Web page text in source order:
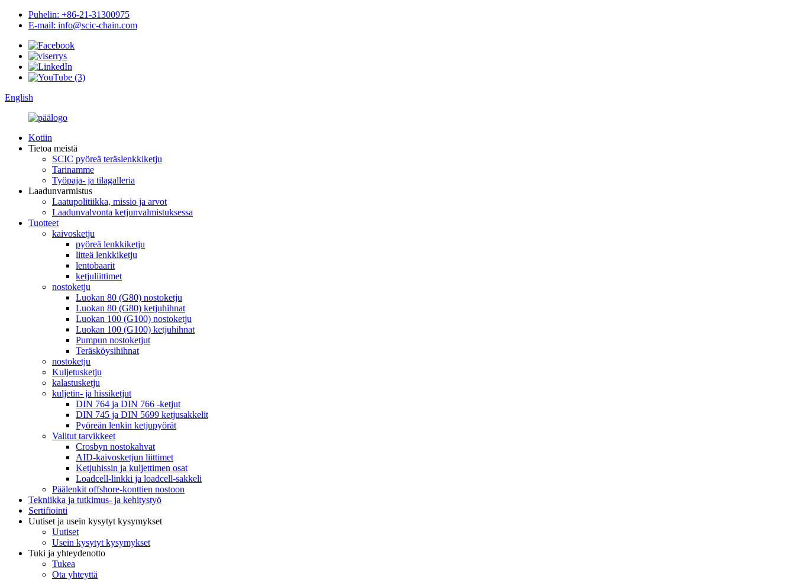
Puhelin: +86-21-31300975
E-mail: info@scic-chain.com
English
Kotiin
Tietoa meistä
SCIC pyöreä teräslenkkiketju
Tarinamme
Työpaja- ja tilagalleria
Laadunvarmistus
Laatupolitiikka, missio ja arvot
Laadunvalvonta ketjunvalmistuksessa
Tuotteet
kaivosketju
pyöreä lenkkiketju
litteä lenkkiketju
lentobaarit
ketjuliittimet
nostoketju
Luokan 80 (G80) nostoketju
Luokan 80 (G80) ketjuhihnat
Luokan 100 (G100) nostoketju
Luokan 100 (G100) ketjuhihnat
Pumpun nostoketjut
Teräsköysihihnat
nostoketju
Kuljetusketju
kalastusketju
kuljetin- ja hissiketjut
DIN 764 ja DIN 766 -ketjut
DIN 745 ja DIN 5699 ketjusakkelit
Pyöreän lenkin ketjupyörät
Valitut tarvikkeet
Crosbyn nostokahvat
AID-kaivosketjun liittimet
Ketjuhissin ja kuljettimen osat
Loadcell-linkki ja loadcell-sakkeli
Päälenkit offshore-konttien nostoon
Tekniikka ja tutkimus- ja kehitystyö
Sertifiointi
Uutiset ja usein kysytyt kysymykset
Uutiset
Usein kysytyt kysymykset
Tuki ja yhteydenotto
Tukea
Ota yhteyttä